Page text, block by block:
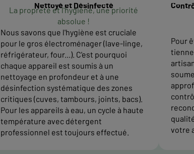
Nettoyé et Désinfecté
La propreté et l'hygiène, une priorité
absolue !
Nous savons que l'hygiène est cruciale
pour le gros électroménager (lave-linge,
réfrigérateur, four...). C'est pourquoi
chaque appareil est soumis à un
nettoyage en profondeur et à une
désinfection systématique des zones
critiques (cuves, tambours, joints, bacs).
Pour les appareils à eau, un cycle à haute
température avec détergent
professionnel est toujours effectué.
Pour
votre